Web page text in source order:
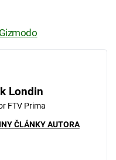
Gizmodo
Londin
FTV Prima
ČLÁNKY AUTORA